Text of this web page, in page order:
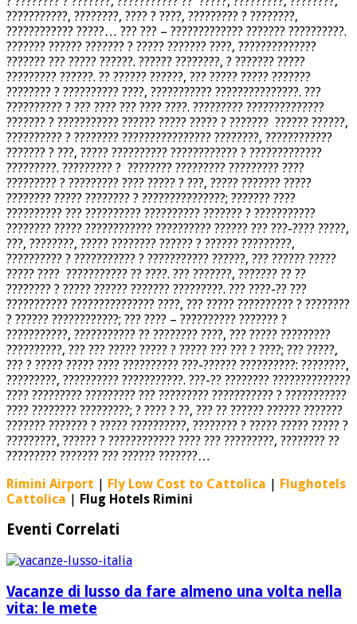
???????????, ????????, ???? ? ????, ????????? ? ????????,
???????????? ?????… ??? ??? – ????????????? ??????? ??????????.
??????? ?????? ??????? ? ????? ??????? ????, ??????????????
??????? ??? ????? ??????. ?????? ????????, ? ??????? ?????
????????? ??????. ?? ?????? ??????, ??? ????? ????? ???????
???????? ? ?????????? ????, ??????????? ???????????????. ???
?????????? ? ??? ???? ??? ???? ????. ????????? ??????????????
??????? ? ??????????? ?????? ????? ????? ? ??????? ?????? ??????,
?????????? ? ???????? ???????????????? ????????, ????????????
??????? ? ???, ????? ?????????? ???????????? ? ?????????????
?????????. ????????? ? ???????? ????????? ????????? ????
????????? ? ????????? ???? ????? ? ???, ????? ??????? ?????
???????? ????? ???????? ? ???????????????; ??????? ????
?????????? ??? ?????????? ?????????? ??????? ? ???????????
???????? ????? ???????????? ?????????? ?????? ??? ???-???? ?????,
???, ????????, ????? ???????? ?????? ? ?????? ?????????,
?????????? ? ??????????? ? ??????????? ??????, ??? ?????? ?????
????? ???? ??????????? ?? ????. ??? ???????, ??????? ?? ??
???????? ? ????? ?????? ??????? ?????????. ??? ????-?? ???
??????????? ??????????????? ????, ??? ????? ?????????? ? ????????
? ?????? ????????????; ??? ???? – ?????????? ??????? ?
???????????, ??????????? ?? ???????? ????, ??? ????? ?????????
??????????, ??? ??? ????? ????? ? ????? ??? ??? ? ????; ??? ?????,
??? ? ????? ????? ???? ?????????? ???-?????? ??????????: ????????,
?????????, ?????????? ???????????. ???-?? ???????? ??????????????
???? ????????? ????????? ??? ????????? ??????????? ? ???????????
???? ???????? ?????????; ? ???? ? ??, ??? ?? ?????? ?????? ???????
??????? ??????? ? ????? ??????????, ???????? ? ????? ????? ????? ?
?????????, ?????? ? ???????????? ???? ??? ?????????, ???????? ??
????????? ??????? ??? ?????? ???????…
Rimini Airport | Fly Low Cost to Cattolica | Flughotels
Cattolica | Flug Hotels Rimini
Eventi Correlati
Vacanze di lusso da fare almeno una volta nella
vita: le mete